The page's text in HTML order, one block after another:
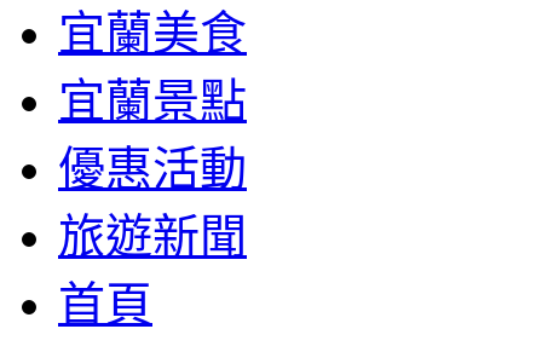
宜蘭美食
宜蘭景點
優惠活動
旅遊新聞
首頁